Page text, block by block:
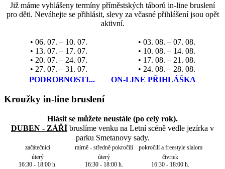
Již máme vyhlášeny termíny příměstských táborů in-line bruslení
pro děti. Neváhejte se přihlásit, slevy za včasné přihlášení jsou opět
aktivní.
• 06. 07. – 10. 07.
• 13. 07. – 17. 07.
• 20. 07. – 24. 07.
• 27. 07. – 31. 07.
• 03. 08. – 07. 08.
• 10. 08. – 14. 08.
• 17. 08. – 21. 08.
• 24. 08. – 28. 08.
PODROBNOSTI...
ON-LINE PŘIHLÁŠKA
Kroužky in-line bruslení
Hlásit se můžete neustále (po celý rok).
DUBEN - ZÁŘÍ bruslíme venku na Letní scéně vedle jezírka v
parku Smetanovy sady.
začátečníci mírně - středně pokročilí
pokročilí a freestyle slalom
úterý
16:30 - 18:00 h.
úterý
16:30 - 18:00 h.
čtvrtek
16:30 - 18:00 h.